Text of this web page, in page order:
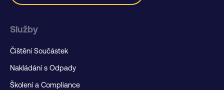
Služby
Čištění Součástek
Nakládání s Odpady
Školení a Compliance